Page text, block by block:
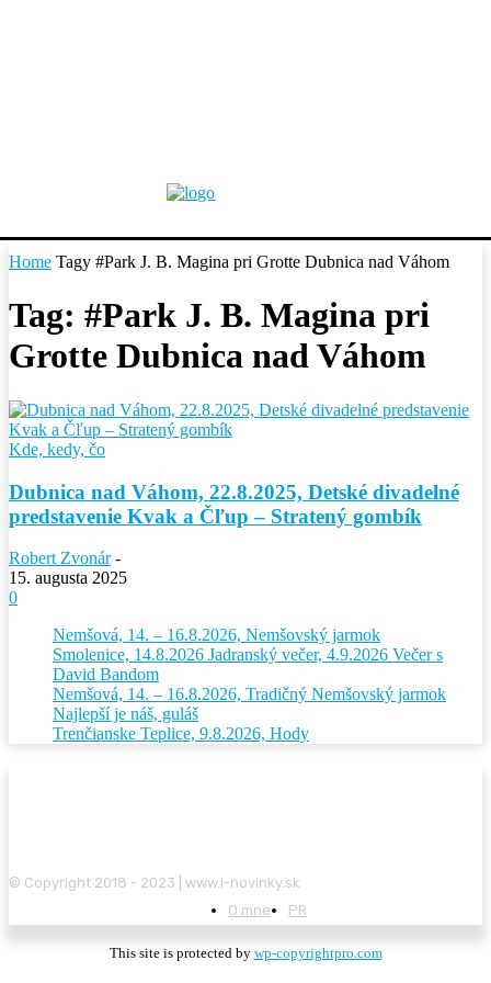
Home Tagy #Park J. B. Magina pri Grotte Dubnica nad Váhom
Tag: #Park J. B. Magina pri
Grotte Dubnica nad Váhom
Kde, kedy, čo
Dubnica nad Váhom, 22.8.2025, Detské divadelné
predstavenie Kvak a Čľup – Stratený gombík
Robert Zvonár -
15. augusta 2025
0
Nemšová, 14. – 16.8.2026, Nemšovský jarmok
Smolenice, 14.8.2026 Jadranský večer, 4.9.2026 Večer s
David Bandom
Nemšová, 14. – 16.8.2026, Tradičný Nemšovský jarmok
Najlepší je náš, guláš
Trenčianske Teplice, 9.8.2026, Hody
© Copyright 2018 - 2023 | www.i-novinky.sk
O mne
PR
This site is protected by wp-copyrightpro.com